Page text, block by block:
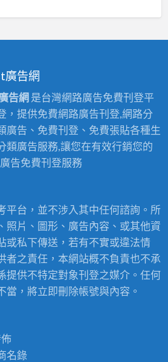
廣告網
告網 是台灣網路廣告免費刊登平
，提供免費網路廣告刊登,網路分
廣告、免費刊登、免費張貼各種生
類廣告服務,讓您在有效行銷您的
告免費刊登服務
平台，並不涉入其中任何諮詢。所
照片、圖形、廣告內容、或其他資
或私下傳送，若有不實或違法情
者之責任，本網站概不負責也不承
提供不特定對象刊登之媒介。任何
當，將立即刪除帳號與內容。
名錄